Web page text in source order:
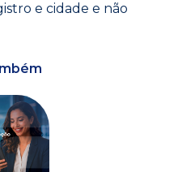
e cidade e não